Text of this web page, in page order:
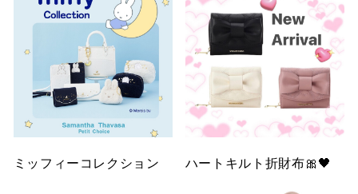
ミッフィーコレクション ハートキルト折財布🎀🖤